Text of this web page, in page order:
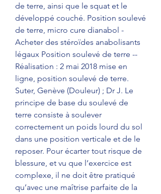
de terre, ainsi que le squat et le
développé couché. Position soulevé
de terre, micro cure dianabol -
Acheter des stéroïdes anabolisants
légaux Position soulevé de terre --
Réalisation : 2 mai 2018 mise en
ligne, position soulevé de terre.
Suter, Genève (Douleur) ; Dr J. Le
principe de base du soulevé de
terre consiste à soulever
correctement un poids lourd du sol
dans une position verticale et de le
reposer. Pour écarter tout risque de
blessure, et vu que l’exercice est
complexe, il ne doit être pratiqué
qu’avec une maîtrise parfaite de la